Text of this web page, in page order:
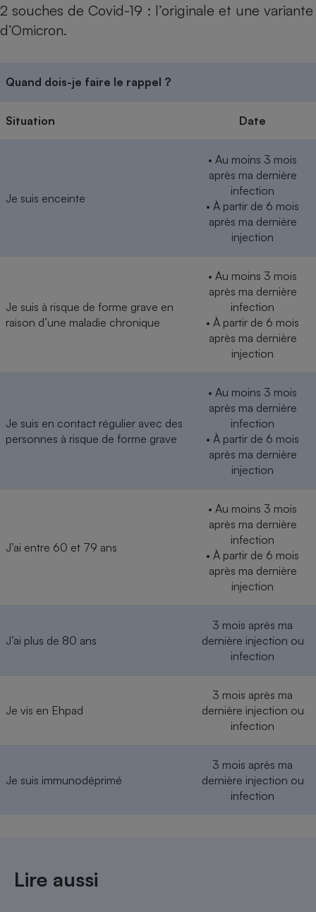
2 souches de Covid-19 : l’originale et une variante
d’Omicron.
Quand dois-je faire le rappel ?
Situation Date
Je suis enceinte
• Au moins 3 mois
après ma dernière
infection
• À partir de 6 mois
après ma dernière
injection
Je suis à risque de forme grave en
raison d’une maladie chronique
• Au moins 3 mois
après ma dernière
infection
• À partir de 6 mois
après ma dernière
injection
Je suis en contact régulier avec des
personnes à risque de forme grave
• Au moins 3 mois
après ma dernière
infection
• À partir de 6 mois
après ma dernière
injection
J’ai entre 60 et 79 ans
• Au moins 3 mois
après ma dernière
infection
• À partir de 6 mois
après ma dernière
injection
J’ai plus de 80 ans
3 mois après ma
dernière injection ou
infection
Je vis en Ehpad
3 mois après ma
dernière injection ou
infection
Je suis immunodéprimé
3 mois après ma
dernière injection ou
infection
Lire aussi
Robot ménager